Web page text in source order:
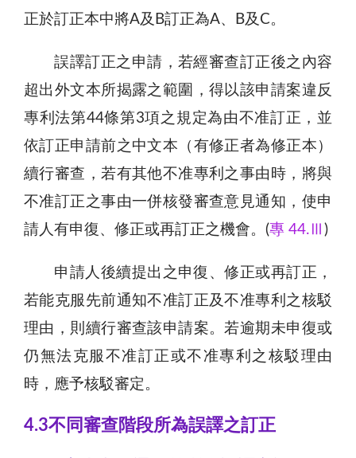
正於訂正本中將A及B訂正為A、B及C。
誤譯訂正之申請，若經審查訂正後之內容
超出外文本所揭露之範圍，得以該申請案違反
專利法第44條第3項之規定為由不准訂正，並
依訂正申請前之中文本（有修正者為修正本）
續行審查，若有其他不准專利之事由時，將與
不准訂正之事由一併核發審查意見通知，使申
請人有申復、修正或再訂正之機會。(專 44.Ⅲ )
申請人後續提出之申復、修正或再訂正，
若能克服先前通知不准訂正及不准專利之核駁
理由，則續行審查該申請案。若逾期未申復或
仍無法克服不准訂正或不准專利之核駁理由
時，應予核駁審定。
4.3不同審查階段所為誤譯之訂正